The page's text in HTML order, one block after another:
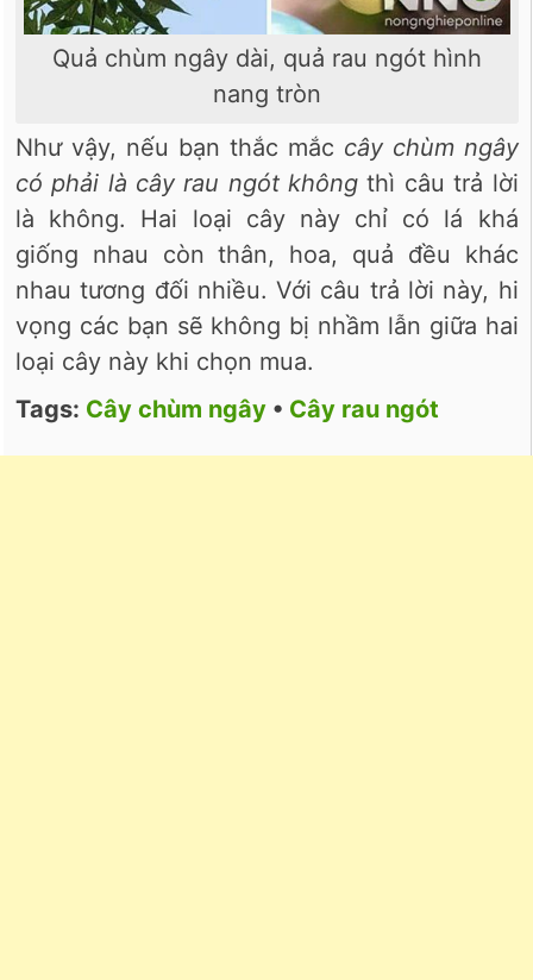
Quả chùm ngây dài, quả rau ngót hình
nang tròn
Như vậy, nếu bạn thắc mắc cây chùm ngây
có phải là cây rau ngót không thì câu trả lời
là không. Hai loại cây này chỉ có lá khá
giống nhau còn thân, hoa, quả đều khác
nhau tương đối nhiều. Với câu trả lời này, hi
vọng các bạn sẽ không bị nhầm lẫn giữa hai
loại cây này khi chọn mua.
Tags: Cây chùm ngây • Cây rau ngót